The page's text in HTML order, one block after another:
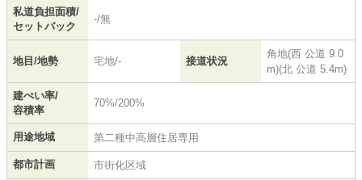
私道負担面積/
セットバック
-/無
地目/地勢 宅地/- 接道状況
角地(西 公道 9.0
m)(北 公道 5.4m)
建ぺい率/
容積率
70%/200%
用途地域 第二種中高層住居専用
都市計画 市街化区域